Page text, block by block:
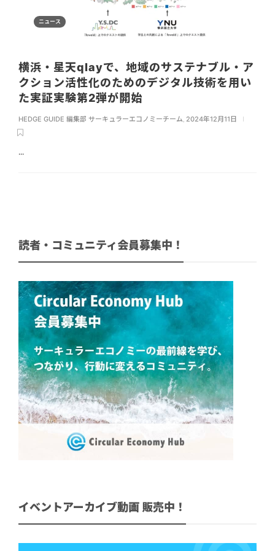
ニュース
横浜・星天qlayで、地域のサステナブル・ア
クション活性化のためのデジタル技術を用い
た実証実験第2弾が開始
HEDGE GUIDE 編集部 サーキュラーエコノミーチーム, 2024年12月11日
...
読者・コミュニティ会員募集中！
イベントアーカイブ動画 販売中！